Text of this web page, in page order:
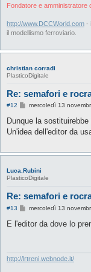
i
Fondatore e amministratore
http://www.DCCWorld.com -
il modellismo ferroviario.
christian corradi
PlasticoDigitale
Re: semafori e
#12
M
s
a
i
mercoledì 13
Dunque la
Un'idea dell'editor da
Luca.Rubini
PlasticoDigitale
Re: semafori e
#13
M
s
i
mercoledì 13
E l'editor da dove lo
http://lrtreni.webnode.it/